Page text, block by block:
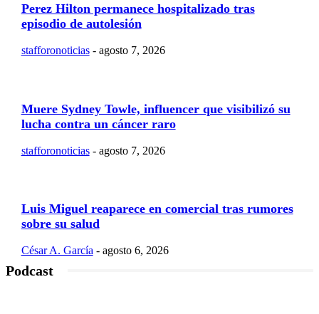
Perez Hilton permanece hospitalizado tras
episodio de autolesión
stafforonoticias - agosto 7, 2026
Muere Sydney Towle, influencer que visibilizó su
lucha contra un cáncer raro
stafforonoticias - agosto 7, 2026
Luis Miguel reaparece en comercial tras rumores
sobre su salud
César A. García - agosto 6, 2026
Podcast